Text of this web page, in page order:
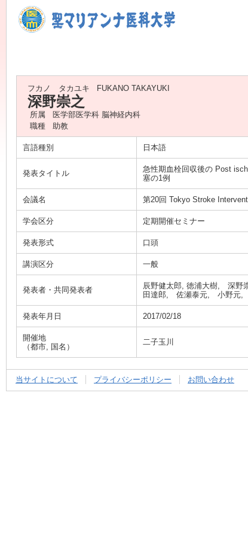
フカノ タカユキ FUKANO TAKAYUKI
深野崇之
所属
医学部医学科 脳神経内科
職種
助教
言語種別 日本語
発表タイトル
急性期血栓回収後の Post
塞の1例
会議名 第20回 Tokyo Stroke
学会区分 定期開催セミナー
発表形式 口頭
講演区分 一般
発表者・共同発表者
辰野健太郎, 徳浦大樹, 深
田達郎, 佐瀬泰元, 小野元,
発表年月日 2017/02/18
開催地
（都市, 国名）
二子玉川
当サイトについて プライバシーポリシー お問い合わせ